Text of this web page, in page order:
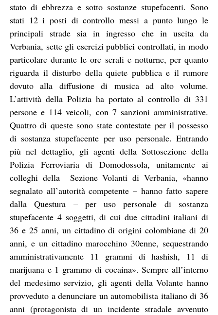
stato di ebbrezza e sotto sostanze stupefacenti. Sono
stati 12 i posti di controllo messi a punto lungo le
principali strade sia in ingresso che in uscita da
Verbania, sette gli esercizi pubblici controllati, in modo
particolare durante le ore serali e notturne, per quanto
riguarda il disturbo della quiete pubblica e il rumore
dovuto alla diffusione di musica ad alto volume.
L’attività della Polizia ha portato al controllo di 331
persone e 114 veicoli, con 7 sanzioni amministrative.
Quattro di queste sono state contestate per il possesso
di sostanza stupefacente per uso personale. Entrando
più nel dettaglio, gli agenti della Sottosezione della
Polizia Ferroviaria di Domodossola, unitamente ai
colleghi della
Sezione Volanti di Verbania, «hanno
segnalato all’autorità competente – hanno fatto sapere
dalla Questura – per uso personale di sostanza
stupefacente 4 soggetti, di cui due cittadini italiani di
36 e 25 anni, un cittadino di origini colombiane di 20
anni, e un cittadino marocchino 30enne, sequestrando
amministrativamente 11 grammi di hashish, 11 di
marijuana e 1 grammo di cocaina». Sempre all’interno
del medesimo servizio, gli agenti della Volante hanno
provveduto a denunciare un automobilista italiano di 36
anni (protagonista di un incidente stradale avvenuto